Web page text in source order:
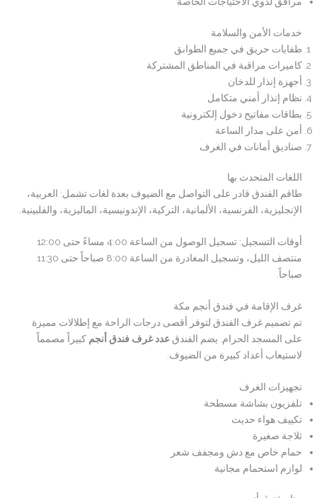
خدمات الأمن والسلامة
طفايات حريق في جميع الطوابق
كاميرات مراقبة في المناطق المشتركة
أجهزة إنذار للدخان
نظام إنذار أمني متكامل
بطاقات مفاتيح دخول إلكترونية
أمن على مدار الساعة
صناديق أمانات في الغرف
اللغات المتحدث بها
طاقم الفندق قادر على التواصل مع الضيوف بعدة لغات تشمل: العربية،
الإنجليزية، الفرنسية، الألمانية، التركية، الإندونيسية، الماليزية، والفلبينية.
أوقات التسجيل: تسجيل الوصول من الساعة 4:00 مساءً حتى 12:00
منتصف الليل، وتسجيل المغادرة من الساعة 8:00 صباحاً حتى 11:30
صباحاً.
غرف الإقامة في فندق أنجم مكة
تم تصميم غرف الفندق لتوفر أقصى درجات الراحة مع إطلالات مميزة
على المسجد الحرام. يضم الفندقعدد غرف فندق أنجم كبيراً مصمماً
لاستيعاب أعداد كبيرة من الضيوف.
تجهيزات الغرف
تلفزيون بشاشة مسطحة
تكييف هواء حديث
ثلاجة صغيرة
حمام خاص مع دش ومجفف شعر
لوازم استحمام مجانية